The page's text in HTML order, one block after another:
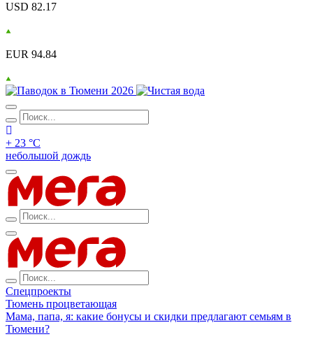
USD 82.17
EUR 94.84
+ 23 °С
небольшой дождь
Спецпроекты
Тюмень процветающая
Мама, папа, я: какие бонусы и скидки предлагают семьям в
Тюмени?